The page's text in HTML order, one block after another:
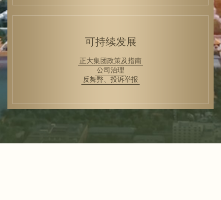
可持续发展
正大集团政策及指南
公司治理
反舞弊、投诉举报